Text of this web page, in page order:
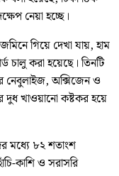
নেয়া হচ্ছে।
গি‌য়ে দেখা যায়, হাম
করা হয়েছে। তিনটি
নেবুলাইজ, অক্সিজেন ও
দুধ খাওয়ানো কষ্টকর হয়ে
মধ্যে ৮২ শতাংশ
কাশি ও সরাসরি